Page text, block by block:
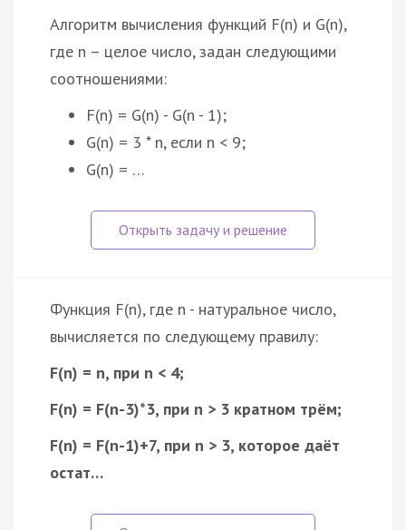
Алгоритм вычисления функций F(n) и G(n),
где n – целое число, задан следующими
соотношениями:
F(n) = G(n) - G(n - 1);
G(n) = 3 * n, если n < 9;
G(n) = …
Функция F(n), где n - натуральное число,
вычисляется по следующему правилу:
F(n) = n, при n < 4;
F(n) = F(n-3)*3, при n > 3 кратном трём;
F(n) = F(n-1)+7, при n > 3, которое даёт
остат…